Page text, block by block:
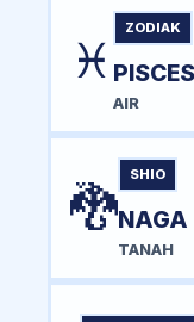
♓
ZODIAK
PISCES
AIR
🐉
SHIO
NAGA
TANAH